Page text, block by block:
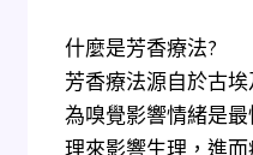
什麼是芳香療法?
芳香療法源自於古
為嗅覺影響情緒是
理來影響生理，進